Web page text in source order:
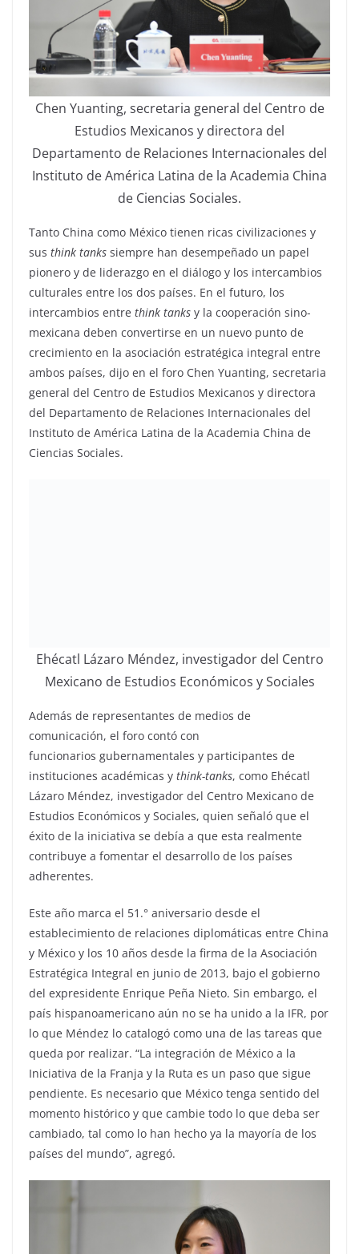
Chen Yuanting, secretaria general del Centro de
Estudios Mexicanos y directora del
Departamento de Relaciones Internacionales del
Instituto de América Latina de la Academia China
de Ciencias Sociales.
Tanto China como México tienen ricas civilizaciones y
sus think tanks siempre han desempeñado un papel
pionero y de liderazgo en el diálogo y los intercambios
culturales entre los dos países. En el futuro, los
intercambios entre think tanks y la cooperación sino-
mexicana deben convertirse en un nuevo punto de
crecimiento en la asociación estratégica integral entre
ambos países, dijo en el foro Chen Yuanting, secretaria
general del Centro de Estudios Mexicanos y directora
del Departamento de Relaciones Internacionales del
Instituto de América Latina de la Academia China de
Ciencias Sociales.
Ehécatl Lázaro Méndez, investigador del Centro
Mexicano de Estudios Económicos y Sociales
Además de representantes de medios de
comunicación, el foro contó con
funcionarios gubernamentales y participantes de
instituciones académicas y think-tanks, como Ehécatl
Lázaro Méndez, investigador del Centro Mexicano de
Estudios Económicos y Sociales, quien señaló que el
éxito de la iniciativa se debía a que esta realmente
contribuye a fomentar el desarrollo de los países
adherentes.
Este año marca el 51.° aniversario desde el
establecimiento de relaciones diplomáticas entre China
y México y los 10 años desde la firma de la Asociación
Estratégica Integral en junio de 2013, bajo el gobierno
del expresidente Enrique Peña Nieto. Sin embargo, el
país hispanoamericano aún no se ha unido a la IFR, por
lo que Méndez lo catalogó como una de las tareas que
queda por realizar. “La integración de México a la
Iniciativa de la Franja y la Ruta es un paso que sigue
pendiente. Es necesario que México tenga sentido del
momento histórico y que cambie todo lo que deba ser
cambiado, tal como lo han hecho ya la mayoría de los
países del mundo”, agregó.